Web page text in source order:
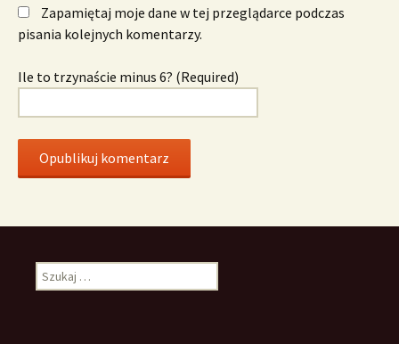
Zapamiętaj moje dane w tej przeglądarce podczas
pisania kolejnych komentarzy.
Ile to trzynaście minus 6? (Required)
Szukaj: